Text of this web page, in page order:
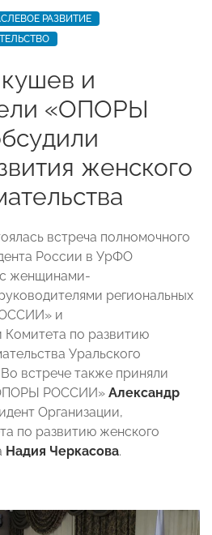
РАЗВИТИЕ
и
«ОПОРЫ
женского
встреча полномочного
России в УрФО
с женщинами-
региональных
и
Комитета по развитию
Уральского
встрече также приняли
РОССИИ» Александр
Организации,
по развитию женского
Надия Черкасова.